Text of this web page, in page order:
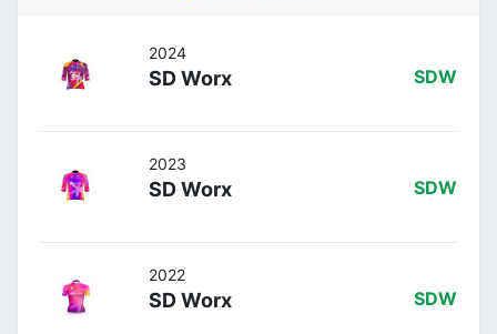
2024
SD Worx SDW
2023
SD Worx SDW
2022
SD Worx SDW